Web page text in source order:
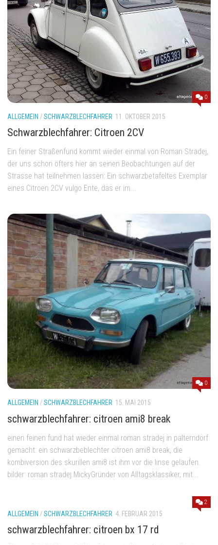
0
ALLGEMEIN /SCHWARZBLECHFAHRER 11. OKTOBER 2015
Schwarzblechfahrer: Citroen 2CV
Ein feiner Straßenfund kommt wieder einmal von Roman Stradej,
der uns schon öfters hier an seinen Beobachtungen auf der
Strasse hat teilnehmen lassen: Ein schwarzbetafeltes Exemplar
eines Citroen 2CV vulgo Ente, das er im...
0
ALLGEMEIN /SCHWARZBLECHFAHRER 15. MAI 2015
schwarzblechfahrer: citroen ami8 break
einen feinen fund hat wieder einmal roman stradej in palterndorf
gemacht: ein schwarzbeblechter citroen ami8 break, die
kombiversion des skurillen ami8 ist ihm vor die linse gelaufen.
bilder: roman stradej MickyGründer von Alltagsklassiker, mit...
2
ALLGEMEIN /SCHWARZBLECHFAHRER 4. FEBRUAR 2015
schwarzblechfahrer: citroen bx 17 rd